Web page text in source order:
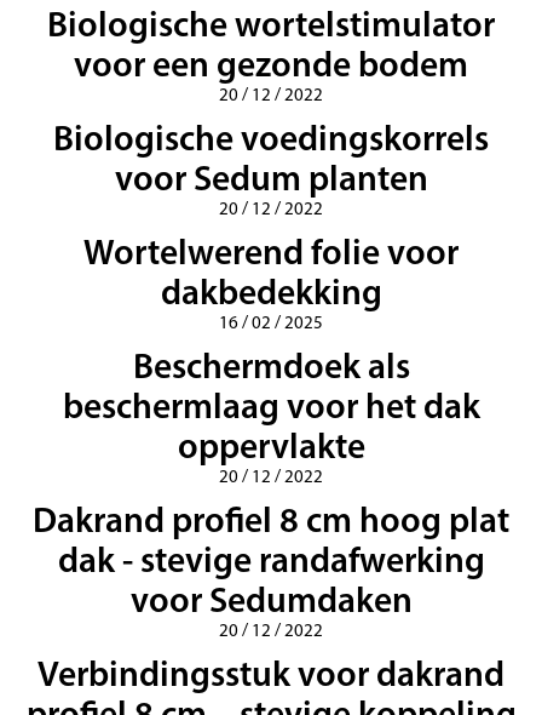
Biologische wortelstimulator
voor een gezonde bodem
20 / 12 / 2022
Biologische voedingskorrels
voor Sedum planten
20 / 12 / 2022
Wortelwerend folie voor
dakbedekking
16 / 02 / 2025
Beschermdoek als
beschermlaag voor het dak
oppervlakte
20 / 12 / 2022
Dakrand profiel 8 cm hoog plat
dak - stevige randafwerking
voor Sedumdaken
20 / 12 / 2022
Verbindingsstuk voor dakrand